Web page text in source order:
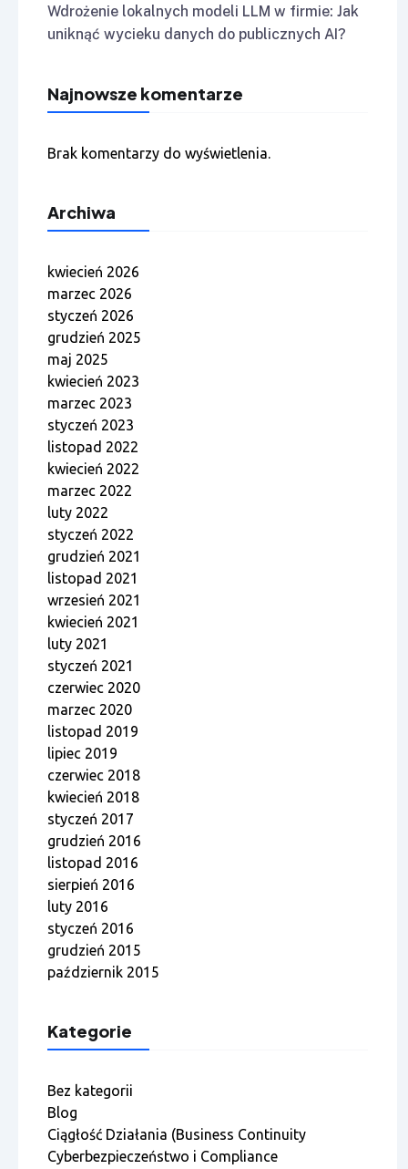
Wdrożenie lokalnych modeli LLM w firmie: Jak
uniknąć wycieku danych do publicznych AI?
Najnowsze komentarze
Brak komentarzy do wyświetlenia.
Archiwa
kwiecień 2026
marzec 2026
styczeń 2026
grudzień 2025
maj 2025
kwiecień 2023
marzec 2023
styczeń 2023
listopad 2022
kwiecień 2022
marzec 2022
luty 2022
styczeń 2022
grudzień 2021
listopad 2021
wrzesień 2021
kwiecień 2021
luty 2021
styczeń 2021
czerwiec 2020
marzec 2020
listopad 2019
lipiec 2019
czerwiec 2018
kwiecień 2018
styczeń 2017
grudzień 2016
listopad 2016
sierpień 2016
luty 2016
styczeń 2016
grudzień 2015
październik 2015
Kategorie
Bez kategorii
Blog
Ciągłość Działania (Business Continuity
Cyberbezpieczeństwo i Compliance